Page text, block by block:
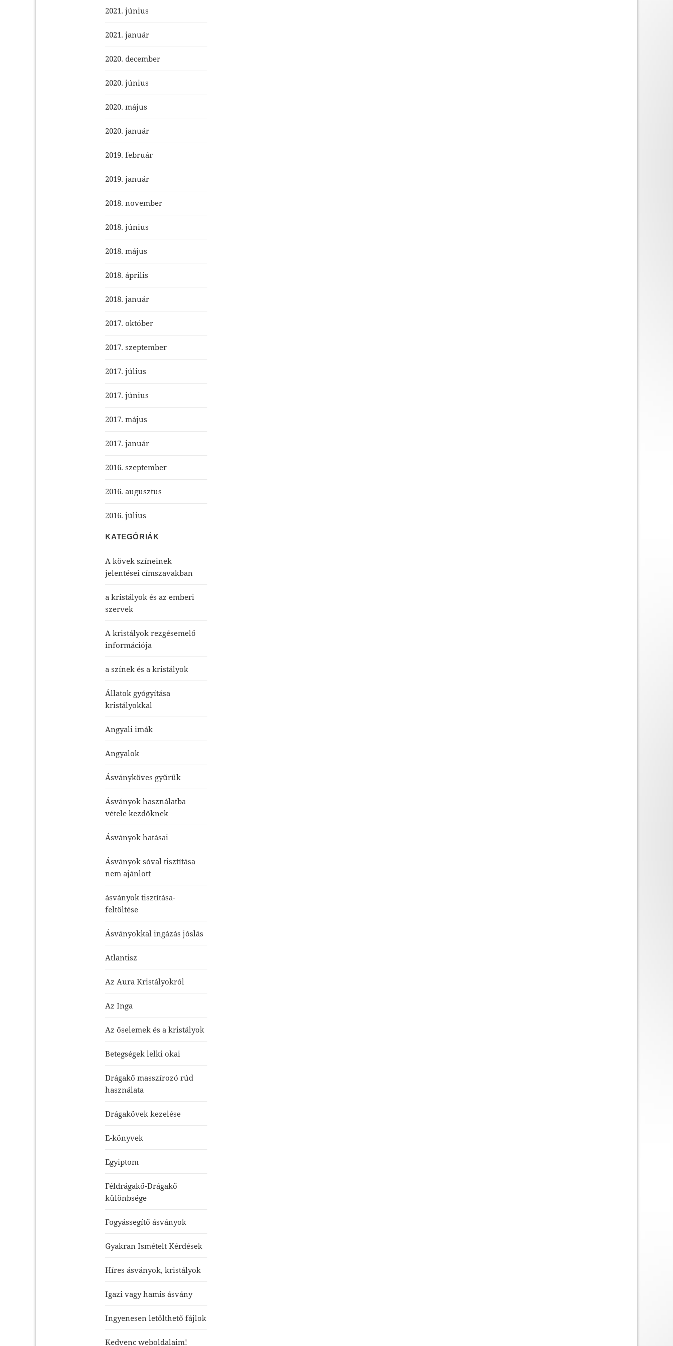
2021. június
2021. január
2020. december
2020. június
2020. május
2020. január
2019. február
2019. január
2018. november
2018. június
2018. május
2018. április
2018. január
2017. október
2017. szeptember
2017. július
2017. június
2017. május
2017. január
2016. szeptember
2016. augusztus
2016. július
KATEGÓRIÁK
A kövek színeinek
jelentései címszavakban
a kristályok és az emberi
szervek
A kristályok rezgésemelő
információja
a színek és a kristályok
Állatok gyógyítása
kristályokkal
Angyali imák
Angyalok
Ásványköves gyűrűk
Ásványok használatba
vétele kezdőknek
Ásványok hatásai
Ásványok sóval tisztítása
nem ajánlott
ásványok tisztítása-
feltöltése
Ásványokkal ingázás jóslás
Atlantisz
Az Aura Kristályokról
Az Inga
Az őselemek és a kristályok
Betegségek lelki okai
Drágakő masszírozó rúd
használata
Drágakövek kezelése
E-könyvek
Egyiptom
Féldrágakő-Drágakő
különbsége
Fogyássegítő ásványok
Gyakran Ismételt Kérdések
Híres ásványok, kristályok
Igazi vagy hamis ásvány
Ingyenesen letölthető fájlok
Kedvenc weboldalaim!